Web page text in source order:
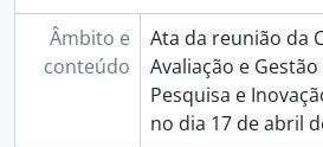
Âmbito e
conteúdo
Ata da reunião da
Avaliação e
Pesquisa e
no dia 17 de abril